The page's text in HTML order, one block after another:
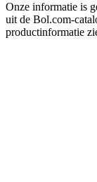
Onze informatie is
uit de Bol.com-
productinformatie